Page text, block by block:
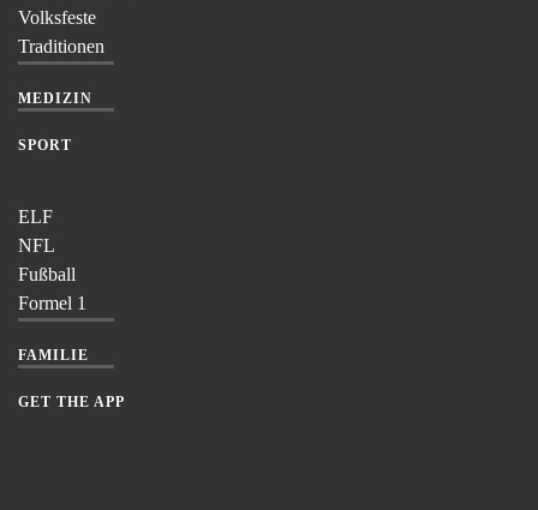
Volksfeste
Traditionen
MEDIZIN
SPORT
ELF
NFL
Fußball
Formel 1
FAMILIE
GET THE APP